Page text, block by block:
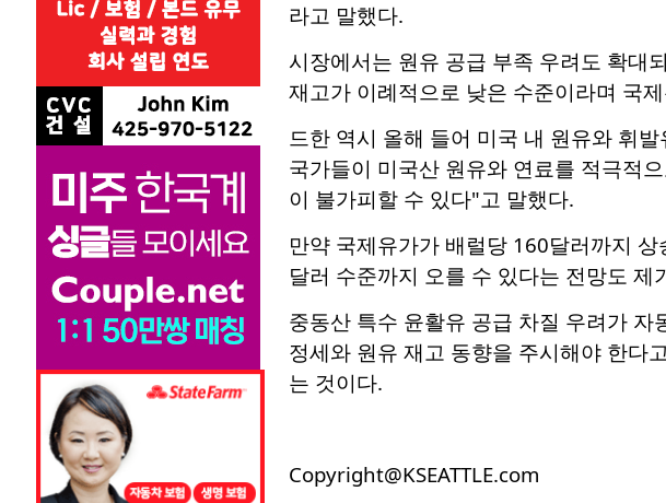
라고 말했다.
시장에서는 원유 공급 부족 우려도 확대
재고가 이례적으로 낮은 수준이라며 국
드한 역시 올해 들어 미국 내 원유와 휘
국가들이 미국산 원유와 연료를 적극적
이 불가피할 수 있다"고 말했다.
만약 국제유가가 배럴당 160달러까지
달러 수준까지 오를 수 있다는 전망도 제
중동산 특수 윤활유 공급 차질 우려가
정세와 원유 재고 동향을 주시해야 한다
는 것이다.
Copyright@KSEATTLE.com